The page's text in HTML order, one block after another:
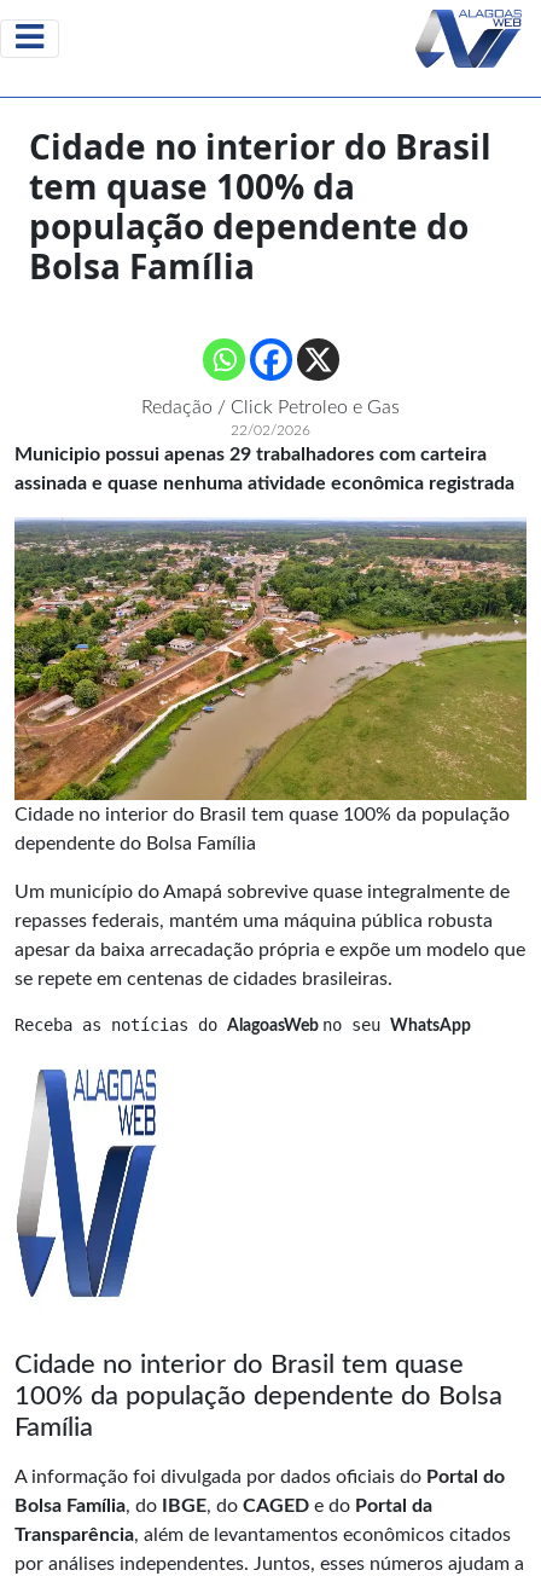
Cidade no interior do Brasil
tem quase 100% da
população dependente do
Bolsa Família
Redação / Click Petroleo e Gas
22/02/2026
Municipio possui apenas 29 trabalhadores com carteira
assinada e quase nenhuma atividade econômica registrada
Cidade no interior do Brasil tem quase 100% da população
dependente do Bolsa Família
Um município do Amapá sobrevive quase integralmente de
repasses federais, mantém uma máquina pública robusta
apesar da baixa arrecadação própria e expõe um modelo que
se repete em centenas de cidades brasileiras.
Receba as notícias do AlagoasWeb no seu WhatsApp
Cidade no interior do Brasil tem quase
100% da população dependente do Bolsa
Família
A informação foi divulgada por dados oficiais do Portal do
Bolsa Família, do IBGE, do CAGED e do Portal da
Transparência, além de levantamentos econômicos citados
por análises independentes. Juntos, esses números ajudam a